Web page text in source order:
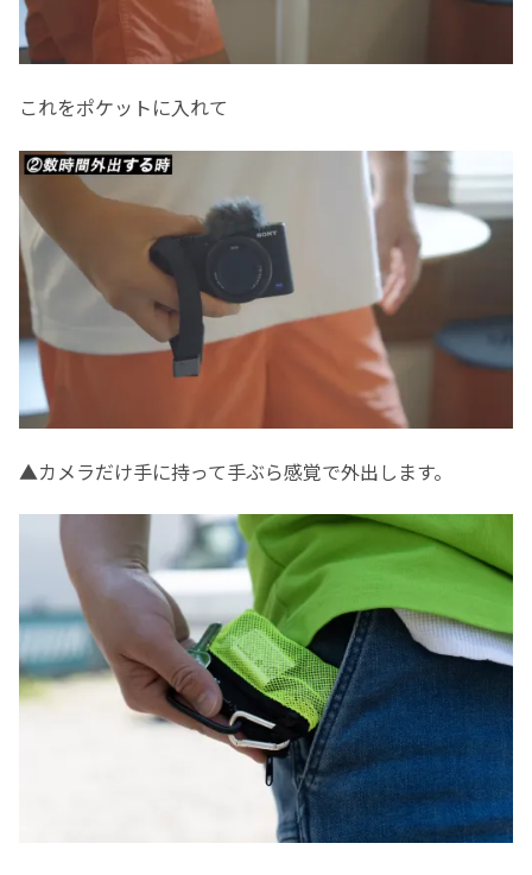
これをポケットに入れて
▲カメラだけ手に持って手ぶら感覚で外出します。